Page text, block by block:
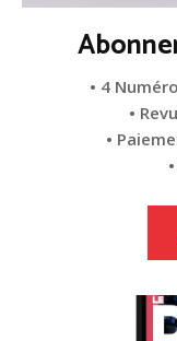
• 4
•
•